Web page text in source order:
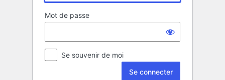
Mot de passe
Se souvenir de moi